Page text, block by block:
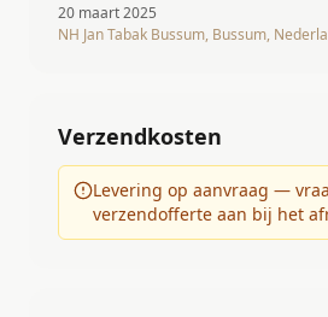
20 maart 2025
NH Jan Tabak Bussum, Bussum,
Verzendkosten
Levering op aanvraag —
verzendofferte aan bij het